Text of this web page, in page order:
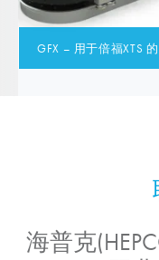
GFX – 用于倍福XTS
海普克